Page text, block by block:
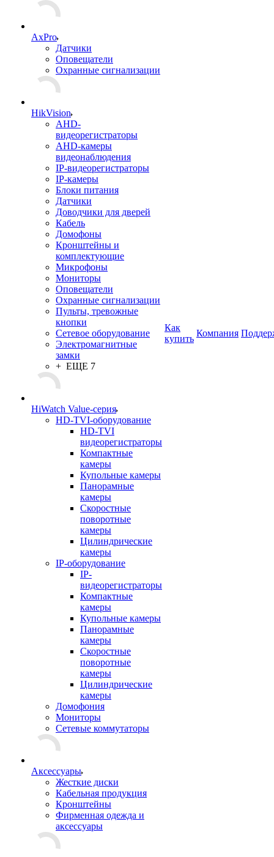
AxPro
Датчики
Оповещатели
Охранные сигнализации
HikVision
AHD-
видеорегистраторы
AHD-камеры
видеонаблюдения
IP-видеорегистраторы
IP-камеры
Блоки питания
Датчики
Доводчики для дверей
Кабель
Домофоны
Кронштейны и
комплектующие
Микрофоны
Мониторы
Оповещатели
Охранные сигнализации
Пульты, тревожные
кнопки
Сетевое оборудование
Электромагнитные
замки
+ ЕЩЕ 7
HiWatch Value-серия
HD-TVI-оборудование
HD-TVI
видеорегистраторы
Компактные
камеры
Купольные камеры
Панорамные
камеры
Скоростные
поворотные
камеры
Цилиндрические
камеры
IP-оборудование
IP-
видеорегистраторы
Компактные
камеры
Купольные камеры
Панорамные
камеры
Скоростные
поворотные
камеры
Цилиндрические
камеры
Домофония
Мониторы
Сетевые коммутаторы
Аксессуары
Жесткие диски
Кабельная продукция
Кронштейны
Фирменная одежда и
аксессуары
Как
купить
Компания